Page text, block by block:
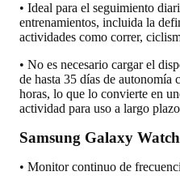
• Ideal para el seguimiento
entrenamientos, incluida la
actividades como correr,
• No es necesario cargar el
de hasta 35 días de autonomía
horas, lo que lo convierte en
actividad para uso a largo
Samsung Galaxy
• Monitor continuo de